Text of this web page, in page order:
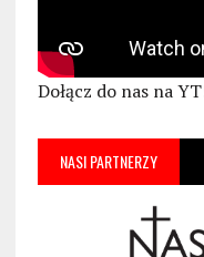
Dołącz do nas na
NASI PARTNERZY